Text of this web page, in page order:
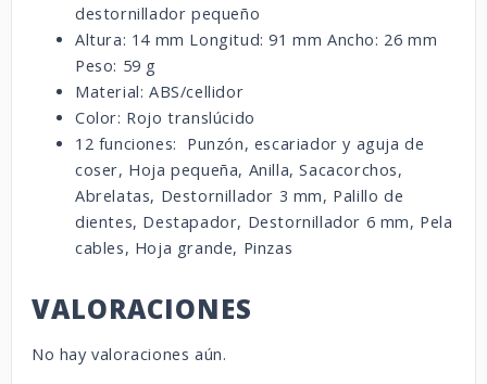
destornillador pequeño
Altura: 14 mm Longitud: 91 mm Ancho: 26 mm
Peso: 59 g
Material: ABS/cellidor
Color: Rojo translúcido
12 funciones: Punzón, escariador y aguja de
coser, Hoja pequeña, Anilla, Sacacorchos,
Abrelatas, Destornillador 3 mm, Palillo de
dientes, Destapador, Destornillador 6 mm, Pela
cables, Hoja grande, Pinzas
VALORACIONES
No hay valoraciones aún.